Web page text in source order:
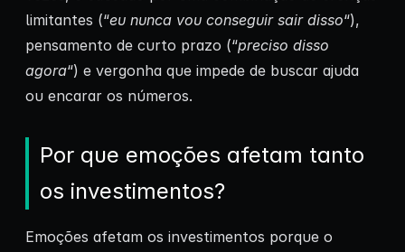
limitantes (“eu nunca vou conseguir sair disso“),
pensamento de curto prazo (“preciso disso
agora“) e vergonha que impede de buscar ajuda
ou encarar os números.
Por que emoções afetam tanto
os investimentos?
Emoções afetam os investimentos porque o